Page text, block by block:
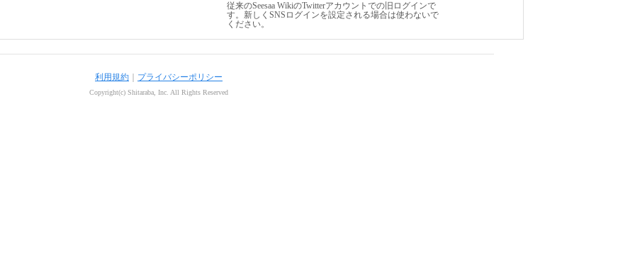
従来のSeesaa WikiのTwitterアカウントでの旧ログインで
す。新しくSNSログインを設定される場合は使わないで
ください。
利用規約 プライバシーポリシー
Copyright(c) Shitaraba, Inc. All Rights Reserved